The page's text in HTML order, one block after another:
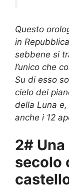
Questo
in
sebbene si
l’unico che
Su di esso
cielo dei
della Luna
anche i 12
2#
secolo